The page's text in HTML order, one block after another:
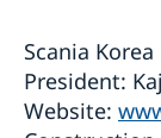
Scania Korea
President:
Website: